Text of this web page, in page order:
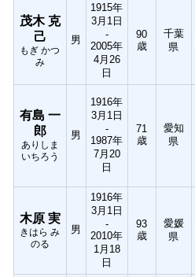
茂木 克
己
もぎ かつ
み
男
1915年
3月1日
-
2005年
4月26
日
90
歳
千葉
県
有島 一
郎
ありしま
いちろう
男
1916年
3月1日
-
1987年
7月20
日
71
歳
愛知
県
木原 実
きはら み
のる
男
1916年
3月1日
-
2010年
1月18
日
93
歳
愛媛
県